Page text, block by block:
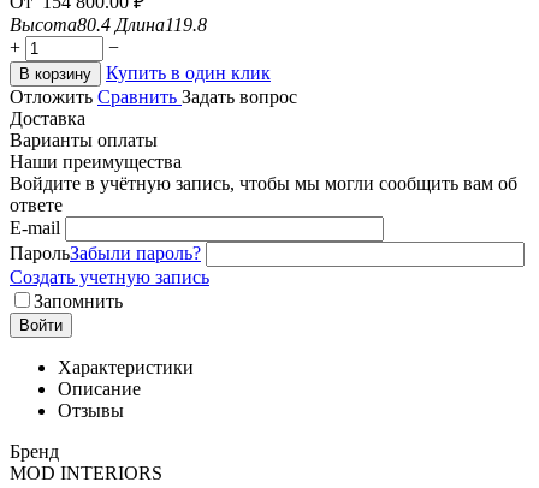
Высота80.4 Длина119.8
+
−
В корзину
Купить в один клик
Отложить Сравнить Задать вопрос
Доставка
Варианты оплаты
Наши преимущества
Войдите в учётную запись, чтобы мы могли сообщить вам об
ответе
E-mail
ПарольЗабыли пароль?
Создать учетную запись
Запомнить
Войти
Характеристики
Описание
Отзывы
Бренд
MOD INTERIORS